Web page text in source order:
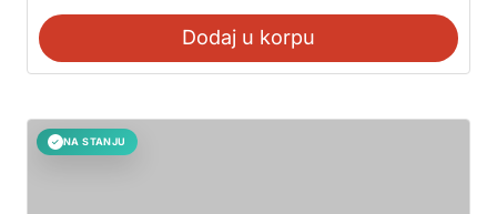
Dodaj u korpu
✓ NA STANJU